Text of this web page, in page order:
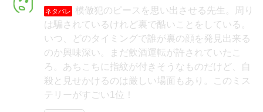
ネタバレ
模倣犯のピースを思い出させる先生。周り
は騙されているけれど裏で酷いことをしている。
いつ、どのタイミングで誰が裏の顔を発見出来る
のか興味深い。まだ飲酒運転が許されていたこ
ろ。あちこちに指紋が付きそうなものだけど、自
殺と見せかけるのは厳しい場面もあり。このミス
テリーがすごい1位！